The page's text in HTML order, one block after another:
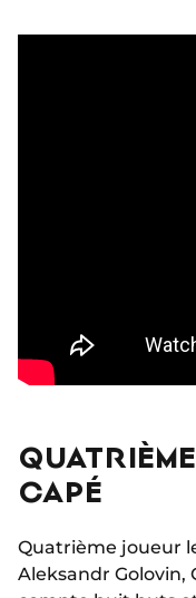
CAPÉ
Quatrième joueur
Aleksandr Golovin,